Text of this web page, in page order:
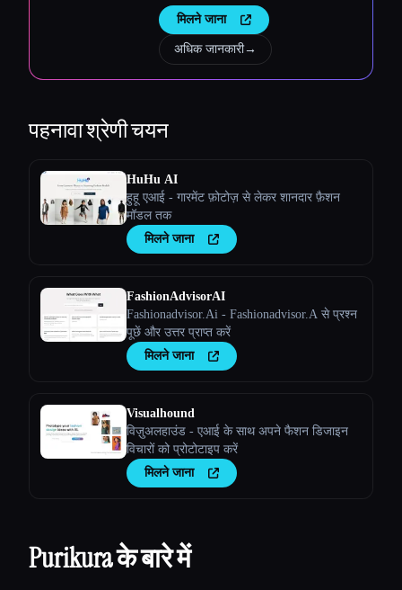
मिलने जाना
अधिक जानकारी→
पहनावाश्रेणी चयन
HuHu AI
हुहू एआई - गारमेंट फ़ोटोज़ से लेकर शानदार फ़ैशन
मॉडल तक
मिलने जाना
FashionAdvisorAI
Fashionadvisor.Ai - Fashionadvisor.A से प्रश्न
पूछें और उत्तर प्राप्त करें
मिलने जाना
Visualhound
विज़ुअलहाउंड - एआई के साथ अपने फैशन डिजाइन
विचारों को प्रोटोटाइप करें
मिलने जाना
Purikura के बारे में